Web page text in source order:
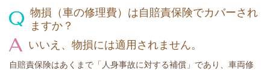
物損（車の修理費）は自賠責保険でカバーされ
ますか？
いいえ、物損には適用されません。
自賠責保険はあくまで「人身事故に対する補償」であり、車両修